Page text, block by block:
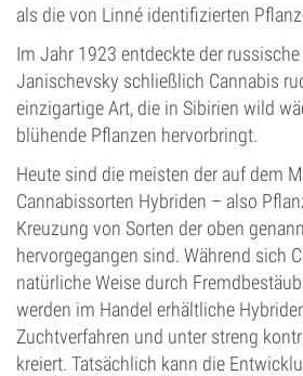
als die von Linné identifizierten
Im Jahr 1923 entdeckte der russische
Janischevsky schließlich Cannabis
einzigartige Art, die in Sibirien wild
blühende Pflanzen hervorbringt.
Heute sind die meisten der auf dem
Cannabissorten Hybriden – also
Kreuzung von Sorten der oben
hervorgegangen sind. Während sich
natürliche Weise durch
werden im Handel erhältliche
Zuchtverfahren und unter streng
kreiert. Tatsächlich kann die